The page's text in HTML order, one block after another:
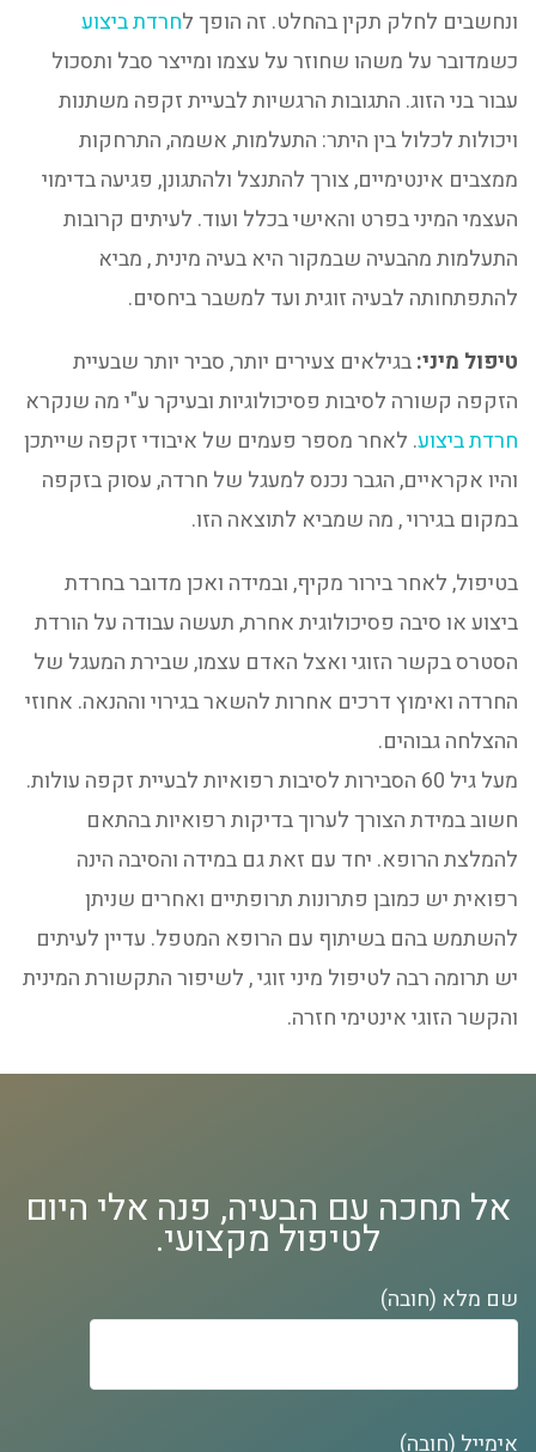
ונחשבים לחלק תקין בהחלט. זה הופך לחרדת ביצוע
כשמדובר על משהו שחוזר על עצמו ומייצר סבל ותסכול
עבור בני הזוג. התגובות הרגשיות לבעיית זקפה משתנות
ויכולות לכלול בין היתר: התעלמות, אשמה, התרחקות
ממצבים אינטימיים, צורך להתנצל ולהתגונן, פגיעה בדימוי
העצמי המיני בפרט והאישי בכלל ועוד. לעיתים קרובות
התעלמות מהבעיה שבמקור היא בעיה מינית , מביא
להתפתחותה לבעיה זוגית ועד למשבר ביחסים.
טיפול מיני:בגילאים צעירים יותר, סביר יותר שבעיית
הזקפה קשורה לסיבות פסיכולוגיות ובעיקר ע"י מה שנקרא
חרדת ביצוע. לאחר מספר פעמים של איבודי זקפה שייתכן
והיו אקראיים, הגבר נכנס למעגל של חרדה, עסוק בזקפה
במקום בגירוי , מה שמביא לתוצאה הזו.
בטיפול, לאחר בירור מקיף, ובמידה ואכן מדובר בחרדת
ביצוע או סיבה פסיכולוגית אחרת, תעשה עבודה על הורדת
הסטרס בקשר הזוגי ואצל האדם עצמו, שבירת המעגל של
החרדה ואימוץ דרכים אחרות להשאר בגירוי וההנאה. אחוזי
ההצלחה גבוהים.
מעל גיל 60 הסבירות לסיבות רפואיות לבעיית זקפה עולות.
חשוב במידת הצורך לערוך בדיקות רפואיות בהתאם
להמלצת הרופא. יחד עם זאת גם במידה והסיבה הינה
רפואית יש כמובן פתרונות תרופתיים ואחרים שניתן
להשתמש בהם בשיתוף עם הרופא המטפל. עדיין לעיתים
יש תרומה רבה לטיפול מיני זוגי , לשיפור התקשורת המינית
והקשר הזוגי אינטימי חזרה.
אל תחכה עם הבעיה, פנה אלי היום
לטיפול מקצועי.
שם מלא (חובה)
אימייל (חובה)